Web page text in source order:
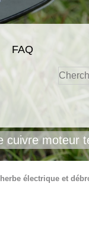
FAQ
cuivre moteur